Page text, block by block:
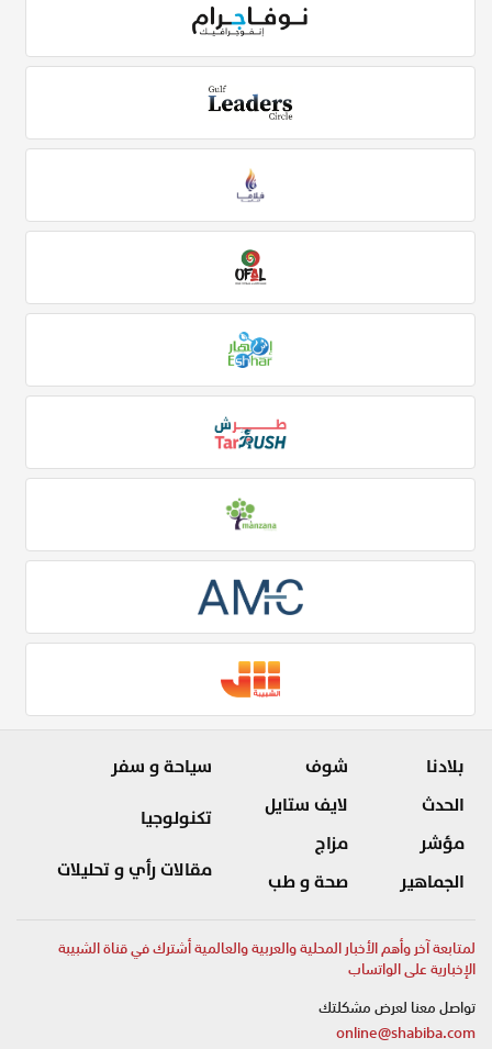
بلادنا
الحدث
مؤشر
الجماهير
شوف
لايف ستايل
مزاج
صحة و طب
سياحة و سفر
تكنولوجيا
مقالات رأي و تحليلات
لمتابعة آخر وأهم الأخبار المحلية والعربية والعالمية أشترك في قناة الشبيبة
الإخبارية على الواتساب
تواصل معنا لعرض مشكلتك
online@shabiba.com